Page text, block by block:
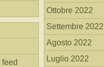
feed
Ottobre 2022
Settembre 2022
Agosto 2022
Luglio 2022